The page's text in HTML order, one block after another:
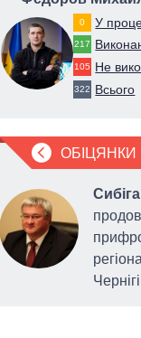
0 У
217
105 Не
322 Всього
ОБІЦЯНКИ